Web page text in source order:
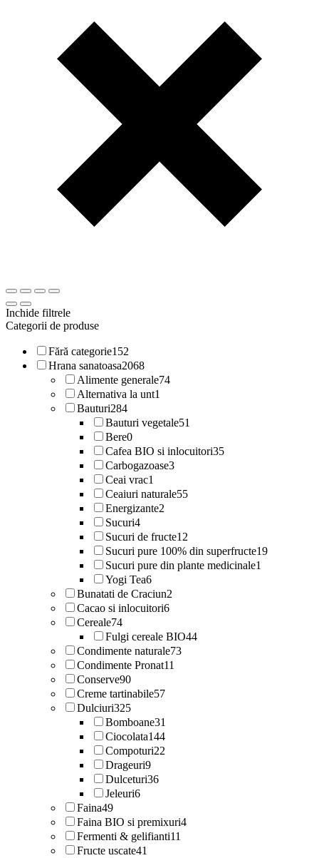
Inchide filtrele
Categorii de produse
Fără categorie152
Hrana sanatoasa2068
Alimente generale74
Alternativa la unt1
Bauturi284
Bauturi vegetale51
Bere0
Cafea BIO si inlocuitori35
Carbogazoase3
Ceai vrac1
Ceaiuri naturale55
Energizante2
Sucuri4
Sucuri de fructe12
Sucuri pure 100% din superfructe19
Sucuri pure din plante medicinale1
Yogi Tea6
Bunatati de Craciun2
Cacao si inlocuitori6
Cereale74
Fulgi cereale BIO44
Condimente naturale73
Condimente Pronat11
Conserve90
Creme tartinabile57
Dulciuri325
Bomboane31
Ciocolata144
Compoturi22
Drageuri9
Dulceturi36
Jeleuri6
Faina49
Faina BIO si premixuri4
Fermenti & gelifianti11
Fructe uscate41